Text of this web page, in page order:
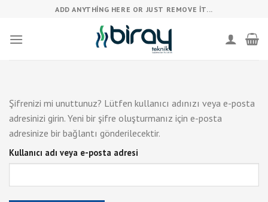
content
ADD ANYTHING HERE OR JUST REMOVE IT...
Şifrenizi mi unuttunuz? Lütfen kullanıcı adınızı veya e-posta
adresinizi girin. Yeni bir şifre oluşturmanız için e-posta
adresinize bir bağlantı gönderilecektir.
Kullanıcı adı veya e-posta adresi